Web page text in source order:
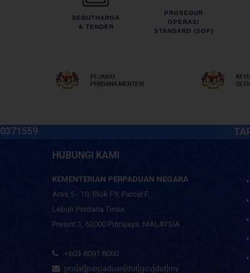
SEBUTHARGA
& TENDER
PROSEDUR
OPERASI
STANDARD (SOP)
TARIKH
HUBUNGI KAMI
KEMENTERIAN PERPADUAN NEGARA
Aras 5 - 10, Blok F9, Parcel F,
Lebuh Perdana Timur,
Presint 1, 62000 Putrajaya, MALAYSIA
+603-8091 8000
pro[at]perpaduan[dot]gov[dot]my